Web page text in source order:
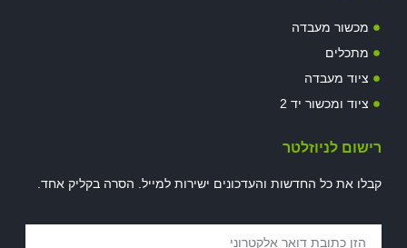
מכשור מעבדה
מתכלים
ציוד מעבדה
ציוד ומכשור יד 2
רישום לניוזלטר
קבלו את כל החדשות והעדכונים ישירות למייל. הסרה בקליק אחד.